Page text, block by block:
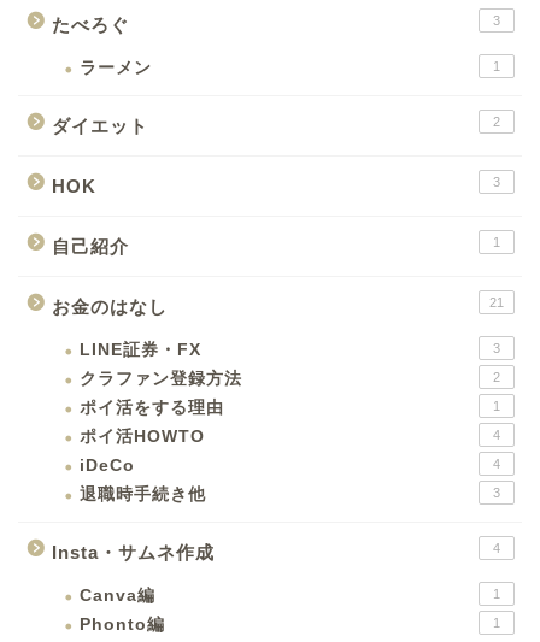
たべろぐ 3
ラーメン 1
ダイエット 2
HOK 3
自己紹介 1
お金のはなし 21
LINE証券・FX 3
クラファン登録方法 2
ポイ活をする理由 1
ポイ活HOWTO 4
iDeCo 4
退職時手続き他 3
Insta・サムネ作成 4
Canva編 1
Phonto編 1